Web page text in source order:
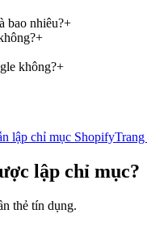
bao nhiêu?+
+
không?+
lập chỉ mục Shopify
lập chỉ mục?
thẻ tín dụng.